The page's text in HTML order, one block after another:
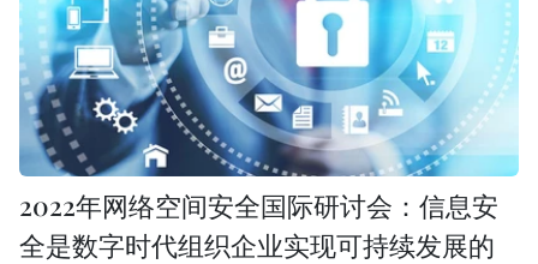
2022年网络空间安全国际研讨会：信息安
全是数字时代组织企业实现可持续发展的